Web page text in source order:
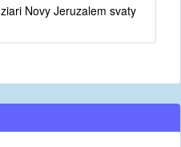
Novy Jeruzalem svaty